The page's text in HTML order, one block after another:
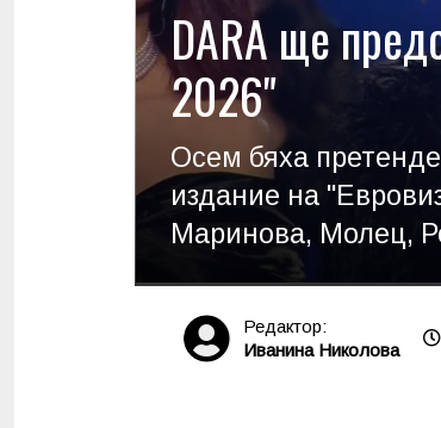
DARA ще
2026"
Осем бяха
издание на
Маринова, Молец,
Редактор:
Иванина Николова